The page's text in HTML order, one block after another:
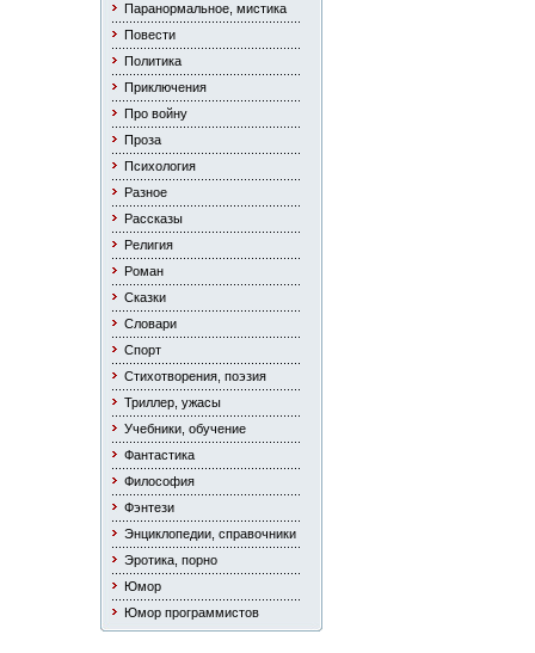
Паранормальное, мистика
Повести
Политика
Приключения
Про войну
Проза
Психология
Разное
Рассказы
Религия
Роман
Сказки
Словари
Спорт
Стихотворения, поэзия
Триллер, ужасы
Учебники, обучение
Фантастика
Философия
Фэнтези
Энциклопедии, справочники
Эротика, порно
Юмор
Юмор программистов